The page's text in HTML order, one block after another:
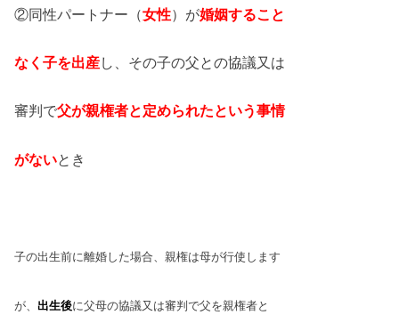
②同性パートナー（女性）が婚姻すること
なく子を出産し、その子の父との協議又は
審判で父が親権者と定められたという事情
がないとき
子の出生前に離婚した場合、親権は母が行使します
が、出生後に父母の協議又は審判で父を親権者と